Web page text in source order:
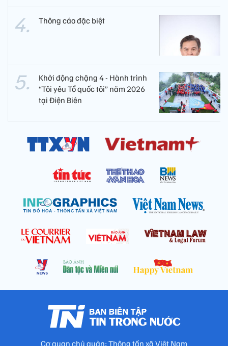
Thông cáo đặc biệt
Khởi động chặng 4 - Hành trình
“Tôi yêu Tổ quốc tôi” năm 2026
tại Điện Biên
Cơ quan chủ quản: Thông tấn xã Việt Nam